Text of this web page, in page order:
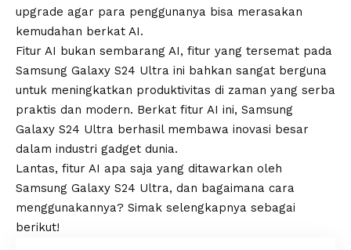
upgrade agar para penggunanya bisa merasakan
kemudahan berkat AI.
Fitur AI bukan sembarang AI, fitur yang tersemat pada
Samsung Galaxy S24 Ultra ini bahkan sangat berguna
untuk meningkatkan produktivitas di zaman yang serba
praktis dan modern. Berkat fitur AI ini, Samsung
Galaxy S24 Ultra berhasil membawa inovasi besar
dalam industri gadget dunia.
Lantas, fitur AI apa saja yang ditawarkan oleh
Samsung Galaxy S24 Ultra, dan bagaimana cara
menggunakannya? Simak selengkapnya sebagai
berikut!